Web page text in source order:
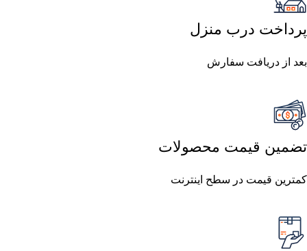
پرداخت درب منزل
بعد از دریافت سفارش
تضمین قیمت محصولات
کمترین قیمت در سطح اینترنت